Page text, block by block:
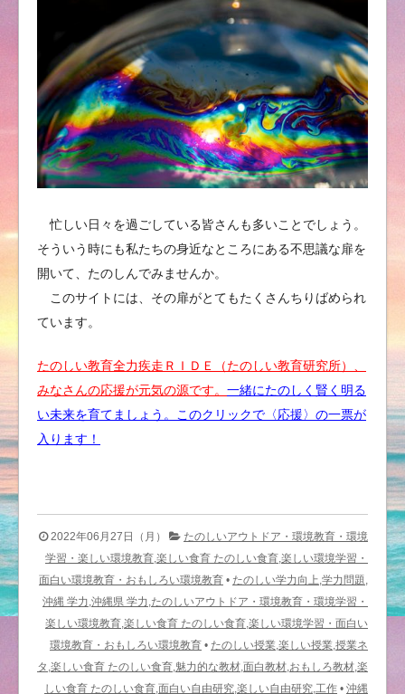
忙しい日々を過ごしている皆さんも多いことでしょう。
そういう時にも私たちの身近なところにある不思議な扉を
開いて、たのしんでみませんか。
このサイトには、その扉がとてもたくさんちりばめられ
ています。
たのしい教育全力疾走ＲＩＤＥ（たのしい教育研究所）、
みなさんの応援が元気の源です。 一緒にたのしく賢く明る
い未来を育てましょう。このクリックで〈応援〉の一票が
入ります！
2022年06月27日（月）
たのしいアウトドア・環境教育・環境
学習・楽しい環境教育,楽しい食育 たのしい食育,楽しい環境学習・
面白い環境教育・おもしろい環境教育 • たのしい学力向上,学力問題,
沖縄 学力,沖縄県 学力,たのしいアウトドア・環境教育・環境学習・
楽しい環境教育,楽しい食育 たのしい食育,楽しい環境学習・面白い
環境教育・おもしろい環境教育 • たのしい授業,楽しい授業,授業ネ
タ,楽しい食育 たのしい食育,魅力的な教材,面白教材,おもしろ教材,楽
しい食育 たのしい食育,面白い自由研究,楽しい自由研究,工作 • 沖縄